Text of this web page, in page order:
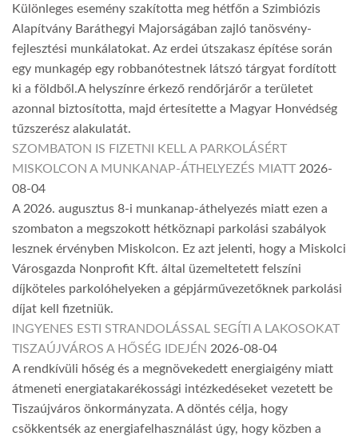
Különleges esemény szakította meg hétfőn a Szimbiózis
Alapítvány Baráthegyi Majorságában zajló tanösvény-
fejlesztési munkálatokat. Az erdei útszakasz építése során
egy munkagép egy robbanótestnek látszó tárgyat fordított
ki a földből.A helyszínre érkező rendőrjárőr a területet
azonnal biztosította, majd értesítette a Magyar Honvédség
tűzszerész alakulatát.
SZOMBATON IS FIZETNI KELL A PARKOLÁSÉRT
MISKOLCON A MUNKANAP-ÁTHELYEZÉS MIATT 2026-
08-04
A 2026. augusztus 8-i munkanap-áthelyezés miatt ezen a
szombaton a megszokott hétköznapi parkolási szabályok
lesznek érvényben Miskolcon. Ez azt jelenti, hogy a Miskolci
Városgazda Nonprofit Kft. által üzemeltetett felszíni
díjköteles parkolóhelyeken a gépjárművezetőknek parkolási
díjat kell fizetniük.
INGYENES ESTI STRANDOLÁSSAL SEGÍTI A LAKOSOKAT
TISZAÚJVÁROS A HŐSÉG IDEJÉN 2026-08-04
A rendkívüli hőség és a megnövekedett energiaigény miatt
átmeneti energiatakarékossági intézkedéseket vezetett be
Tiszaújváros önkormányzata. A döntés célja, hogy
csökkentsék az energiafelhasználást úgy, hogy közben a